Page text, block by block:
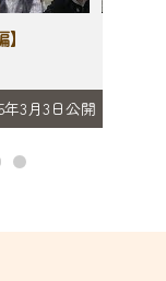
年3月3日公開